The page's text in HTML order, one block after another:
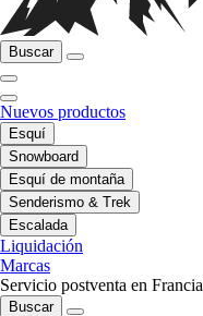
Buscar
Nuevos productos
Esquí
Snowboard
Esquí de montaña
Senderismo & Trek
Escalada
Liquidación
Marcas
Servicio postventa en Francia
Buscar